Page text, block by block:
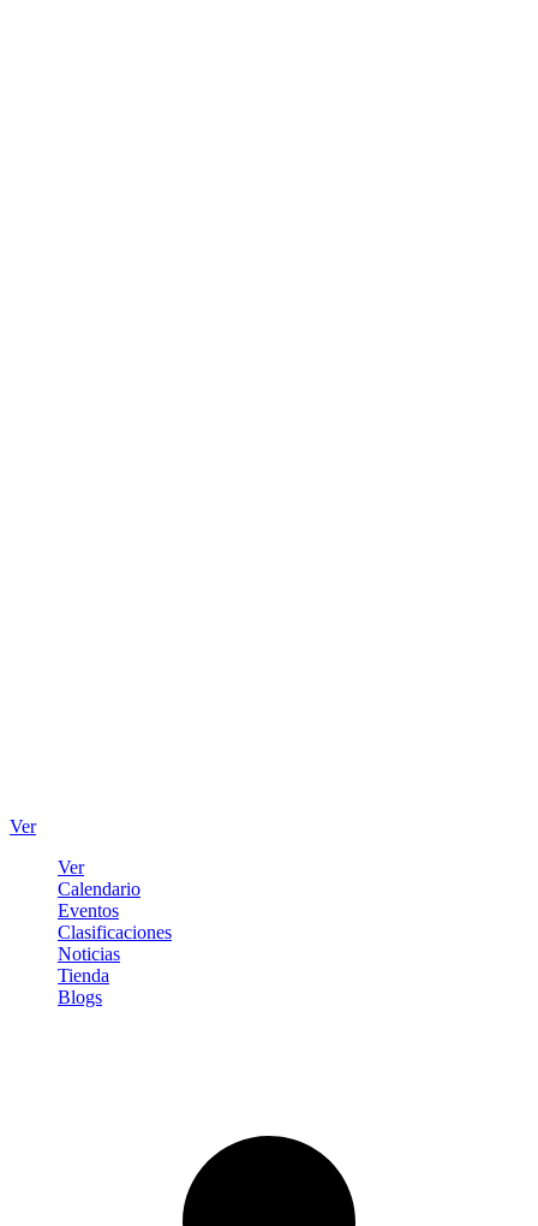
Ver
Ver
Calendario
Eventos
Clasificaciones
Noticias
Tienda
Blogs